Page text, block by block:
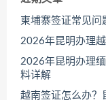
柬埔寨签证常见问
2026年昆明办理
2026年昆明办理
料详解
越南签证怎么办？